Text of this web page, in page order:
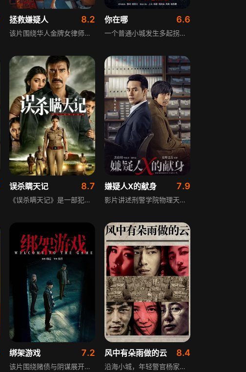
拯救嫌疑人 8.2
该片围绕华人金牌女律师陈智琪展开，她的女儿被绑架后，接到神秘电话，要求她在五天内为一名死刑犯做无罪辩护，否则撕票。被逼无奈下，陈智琪联手警察金志展开调查，她为死刑犯辩护的行为，受到死者家属林淑娥的质疑。这场事关女儿生死的辩护，陈智琪绝不能输，然而随着案情深入，她发现自己被卷入了另一场阴谋之中。
你在哪 6.6
一个普通小城发生多起拐卖儿童重案，危机四伏，丢失孩子的年轻妈妈王楠独自深入人贩子组织寻找女儿小鱼，与此同时当地警察霍岩也获得多起拐卖案件的犯罪线索，一场千里寻子追凶的故事就此展开，剧情围绕寻子与追凶两条线推进，展现了母爱的坚韧与正义的力量。
误杀瞒天记 8.7
《误杀瞒天记》是一部犯罪悬疑电影，讲述父亲维杰为维护错手杀死不速之客的家人，用从电影里学来的反侦察手法和警察斗智斗勇的故事。影片围绕维杰一家的遭遇展开，展现了维杰为保护家人所做的一系列应对，以及他与警察之间的博弈，充满紧张的剧情和悬念，探讨了亲情与正义之间的复杂关系。
嫌疑人X的献身 7.9
影片讲述刑警学院物理天才唐川与中学教师石泓年少因数学惺惺相惜，多年后唐川调查杀人案时，石泓的邻居陈婧被列为嫌疑人，二人再度重逢。唐川调查中发现更大秘密，被迫站在对立面的二人展开高智商对决，故事逐步走向震撼人心且令人扼腕的结局，展现极致的情感与推理。
绑架游戏 7.2
该片围绕赌债与阴谋展开，讲述陆飞在赌场欠下秦海沛巨额赌金后，意外遇上对方正准备离家出走的女儿，一场谋略升级、火花碰撞的“绑架游戏”就此开局。剧情以紧张的冲突为核心，交织着利益博弈与人性拉扯，充满悬念反转，展现出犯罪题材特有的紧张节奏与情节张力。
风中有朵雨做的云 8.4
沿海小城，年轻警官杨家栋初到任便遇城建委主任唐奕杰坠楼身亡，调查中发现此案与紫金企业负责人姜紫成、早年合伙人阿云失踪案密切相关，杨家栋遭革职追杀逃往香港，与死者女儿小诺意外邂逅，在其协助下继续追查，却浑然不觉自己正落入精心布置的纯情陷阱。